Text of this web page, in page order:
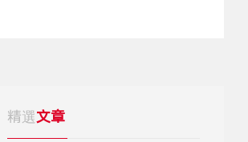
精選文章